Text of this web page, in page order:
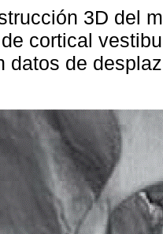
3D del
cortical
datos de